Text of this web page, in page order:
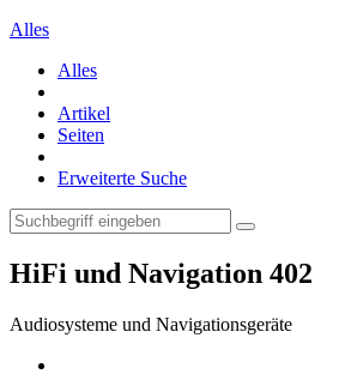
Alles
Alles
Artikel
Seiten
Erweiterte Suche
HiFi und Navigation 402
Audiosysteme und Navigationsgeräte